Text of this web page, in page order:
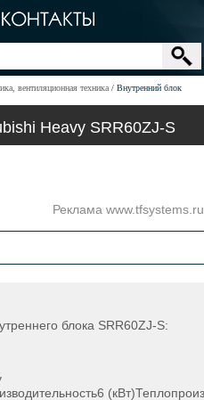
вентиляционная техника
Внутренний блок
Heavy SRR60ZJ-S
Реклама www.tfsystems.ru
блока SRR60ZJ-S: